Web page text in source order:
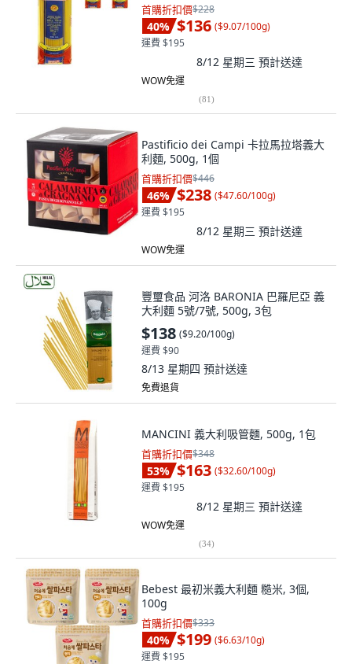
首購折扣價$228
40% $136 ($9.07/100g)
運費 $195
8/12 星期三 預計送達
WOW免運
(81)
Pastificio dei Campi 卡拉馬拉塔義大
利麵, 500g, 1個
首購折扣價$446
46% $238 ($47.60/100g)
運費 $195
8/12 星期三 預計送達
WOW免運
豐璽食品 河洛 BARONIA 巴羅尼亞 義
大利麵 5號/7號, 500g, 3包
$138 ($9.20/100g)
運費 $90
8/13 星期四 預計送達
免費退貨
MANCINI 義大利吸管麵, 500g, 1包
首購折扣價$348
53% $163 ($32.60/100g)
運費 $195
8/12 星期三 預計送達
WOW免運
(34)
Bebest 最初米義大利麵 糙米, 3個,
100g
首購折扣價$333
40% $199 ($6.63/10g)
運費 $195